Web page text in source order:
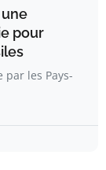
pour
par les Pays-